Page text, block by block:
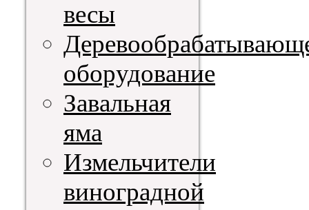
весы
оборудование
Завальная
яма
Измельчители
виноградной